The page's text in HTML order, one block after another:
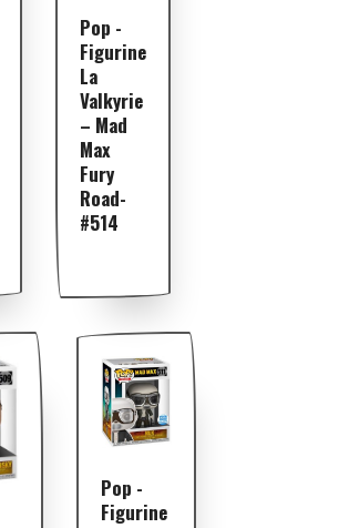
Pop -
Figurine
La
Valkyrie
– Mad
Max
Fury
Road-
#514
Pop -
Figurine